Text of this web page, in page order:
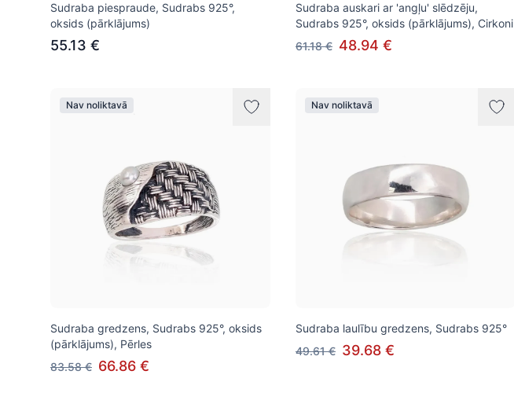
Sudraba piespraude, Sudrabs 925°,
oksids (pārklājums)
55.13 €
Sudraba auskari ar 'angļu' slēdzēju,
Sudrabs 925°, oksids (pārklājums), Cirkoni
61.18 € 48.94 €
Nav noliktavā
Sudraba gredzens, Sudrabs 925°, oksids
(pārklājums), Pērles
83.58 € 66.86 €
Nav noliktavā
Sudraba laulību gredzens, Sudrabs 925°
49.61 € 39.68 €